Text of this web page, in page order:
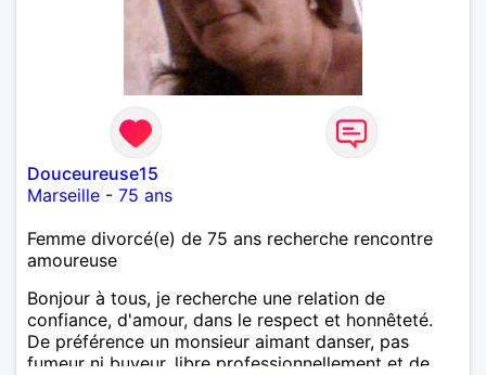
Douceureuse15
Marseille - 75 ans
Femme divorcé(e) de 75 ans recherche rencontre
amoureuse
Bonjour à tous, je recherche une relation de
confiance, d'amour, dans le respect et honnêteté.
De préférence un monsieur aimant danser, pas
fumeur ni buveur, libre professionnellement et de